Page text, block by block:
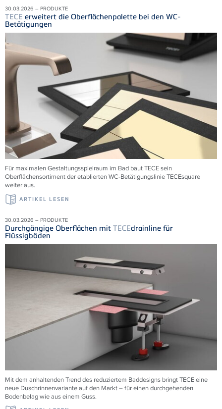
30.03.2026 – PRODUKTE
TECE erweitert die Oberflächenpalette bei den WC-
Betätigungen
Für maximalen Gestaltungsspielraum im Bad baut TECE sein
Oberflächensortiment der etablierten WC-Betätigungslinie TECEsquare
weiter aus.
ARTIKEL LESEN
30.03.2026 – PRODUKTE
Durchgängige Oberflächen mit TECEdrainline für
Flüssigböden
Mit dem anhaltenden Trend des reduziertem Baddesigns bringt TECE eine
neue Duschrinnenvariante auf den Markt – für einen durchgehenden
Bodenbelag wie aus einem Guss.